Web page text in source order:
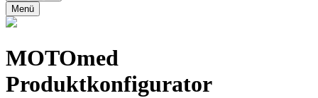
Menü
MOTOmed
Produktkonfigurator